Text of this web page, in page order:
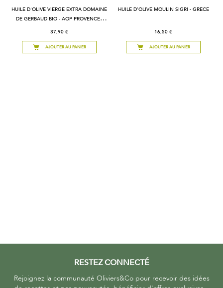
HUILE D'OLIVE VIERGE EXTRA DOMAINE
DE GERBAUD BIO - AOP PROVENCE -
37,90 €
AJOUTER AU PANIER
HUILE D'OLIVE MOULIN SIGRI - GRECE
16,50 €
AJOUTER AU PANIER
RESTEZ CONNECTÉ
Rejoignez la communauté Oliviers&Co pour recevoir des idées